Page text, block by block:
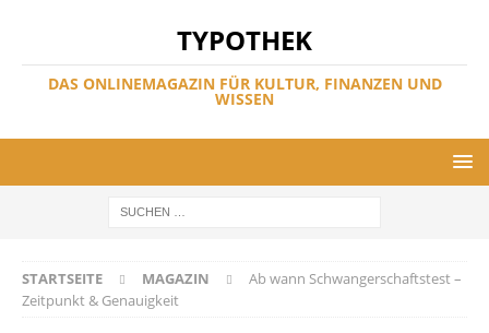
TYPOTHEK
DAS ONLINEMAGAZIN FÜR KULTUR, FINANZEN UND
WISSEN
STARTSEITE MAGAZIN
Ab wann Schwangerschaftstest –
Zeitpunkt & Genauigkeit